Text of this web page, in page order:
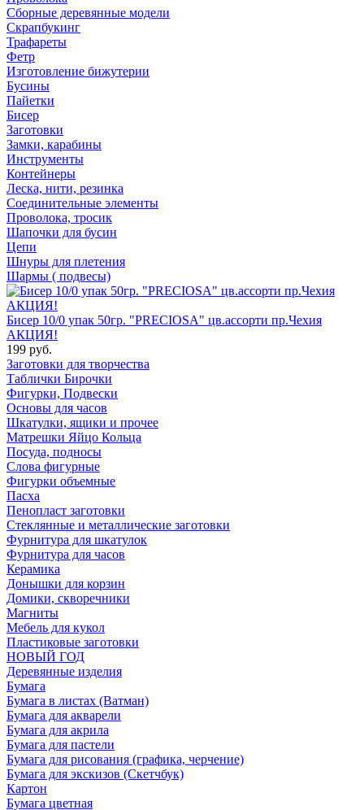
Сборные деревянные модели
Скрапбукинг
Трафареты
Фетр
Изготовление бижутерии
Бусины
Пайетки
Бисер
Заготовки
Замки, карабины
Инструменты
Контейнеры
Леска, нити, резинка
Соединительные элементы
Проволока, тросик
Шапочки для бусин
Цепи
Шнуры для плетения
Шармы ( подвесы)
Бисер 10/0 упак 50гр. "PRECIOSA" цв.ассорти пр.Чехия
АКЦИЯ!
199 руб.
Заготовки для творчества
Таблички Бирочки
Фигурки, Подвески
Основы для часов
Шкатулки, ящики и прочее
Матрешки Яйцо Кольца
Посуда, подносы
Слова фигурные
Фигурки объемные
Пасха
Пенопласт заготовки
Стеклянные и металлические заготовки
Фурнитура для шкатулок
Фурнитура для часов
Керамика
Донышки для корзин
Домики, скворечники
Магниты
Мебель для кукол
Пластиковые заготовки
НОВЫЙ ГОД
Деревянные изделия
Бумага
Бумага в листах (Ватман)
Бумага для акварели
Бумага для акрила
Бумага для пастели
Бумага для рисования (графика, черчение)
Бумага для экскизов (Скетчбук)
Картон
Бумага цветная